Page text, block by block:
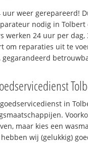
uur weer gerepareerd!
nodig in
werken 24 uur per
om reparaties uit te
gegarandeerd
in
maar kies een
wij (gelukkig)